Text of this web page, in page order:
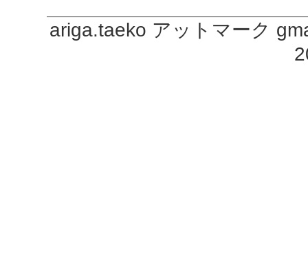
ariga.taeko アットマーク